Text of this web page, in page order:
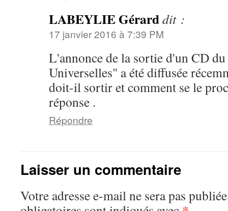
LABEYLIE Gérarddit :
17 janvier 2016 à 7:39 PM
L'annonce de la sortie d'un CD
Universelles" a été diffusée
doit-il sortir et comment se le
réponse .
Répondre
Laisser un commentaire
Votre adresse e-mail ne sera pas